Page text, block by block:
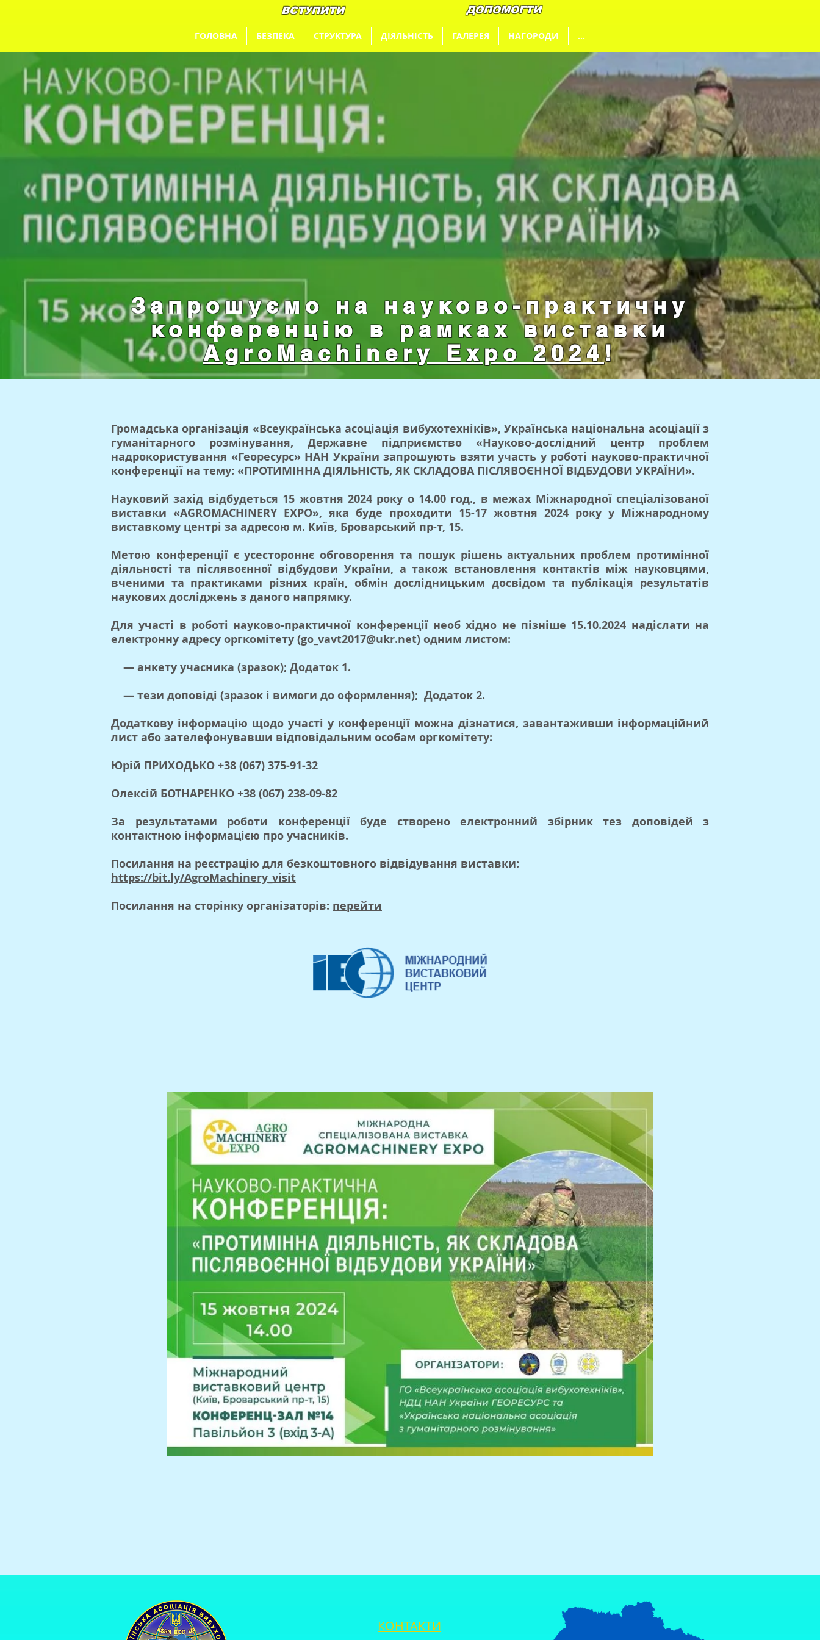
ВСТУПИТИ ДОПОМОГТИ
ГОЛОВНА БЕЗПЕКА СТРУКТУРА ДІЯЛЬНІСТЬ ГАЛЕРЕЯ НАГОРОДИ ...
Запрошуємо на науково-практичну
конференцію в рамках виставки
AgroMachinery Expo 2024!
Громадська організація «Всеукраїнська асоціація вибухотехніків», Українська національна асоціації з
гуманітарного розмінування, Державне підприємство «Науково-дослідний центр проблем
надрокористування «Георесурс» НАН України запрошують взяти участь у роботі науково-практичної
конференції на тему: «ПРОТИМІННА ДІЯЛЬНІСТЬ, ЯК СКЛАДОВА ПІСЛЯВОЄННОЇ ВІДБУДОВИ УКРАЇНИ».
Науковий захід відбудеться 15 жовтня 2024 року о 14.00 год., в межах Міжнародної спеціалізованої
виставки «AGROMACHINERY EXPO», яка буде проходити 15-17 жовтня 2024 року у Міжнародному
виставкому центрі за адресою м. Київ, Броварський пр-т, 15.
Метою конференції є усестороннє обговорення та пошук рішень актуальних проблем протимінної
діяльності та післявоєнної відбудови України, а також встановлення контактів між науковцями,
вченими та практиками різних країн, обмін дослідницьким досвідом та публікація результатів
наукових досліджень з даного напрямку.
Для участі в роботі науково-практичної конференції необ хідно не пізніше 15.10.2024 надіслати на
електронну адресу оргкомітету (go_vavt2017@ukr.net) одним листом:
— анкету учасника (зразок); Додаток 1.
— тези доповіді (зразок і вимоги до оформлення); Додаток 2.
Додаткову інформацію щодо участі у конференції можна дізнатися, завантаживши інформаційний
лист або зателефонувавши відповідальним особам оргкомітету:
Юрій ПРИХОДЬКО +38 (067) 375-91-32
Олексій БОТНАРЕНКО +38 (067) 238-09-82
За результатами роботи конференції буде створено електронний збірник тез доповідей з
контактною інформацією про учасників.
Посилання на реєстрацію для безкоштовного відвідування виставки:
https://bit.ly/AgroMachinery_visit
Посилання на сторінку організаторів: перейти
КОНТАКТИ